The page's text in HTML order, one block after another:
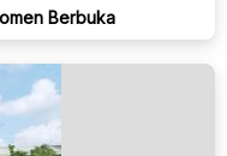
Berbuka